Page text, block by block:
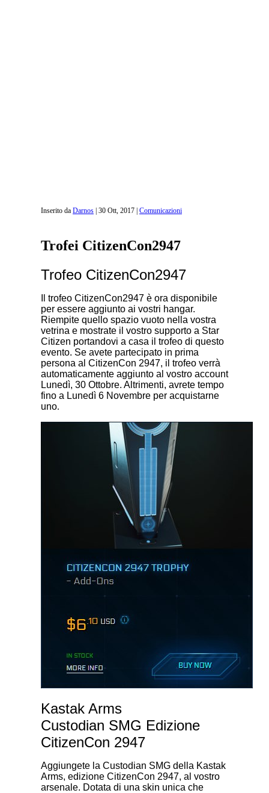
Inserito da Darnos 30 Ott, 2017 Comunicazioni
Trofei CitizenCon2947
Trofeo CitizenCon2947
Il trofeo CitizenCon2947 è ora disponibile
per essere aggiunto ai vostri hangar.
Riempite quello spazio vuoto nella vostra
vetrina e mostrate il vostro supporto a Star
Citizen portandovi a casa il trofeo di questo
evento. Se avete partecipato in prima
persona al CitizenCon 2947, il trofeo verrà
automaticamente aggiunto al vostro account
Lunedì, 30 Ottobre. Altrimenti, avrete tempo
fino a Lunedì 6 Novembre per acquistarne
uno.
Kastak Arms
Custodian SMG Edizione
CitizenCon 2947
Aggiungete la Custodian SMG della Kastak
Arms, edizione CitizenCon 2947, al vostro
arsenale. Dotata di una skin unica che